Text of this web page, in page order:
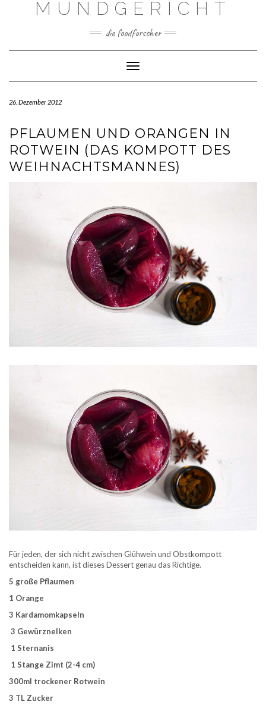
MUNDGERICHT
die foodforscher
Toggle Navigation
26. Dezember 2012
PFLAUMEN UND ORANGEN IN
ROTWEIN (DAS KOMPOTT DES
WEIHNACHTSMANNES)
Für jeden, der sich nicht zwischen Glühwein und Obstkompott
entscheiden kann, ist dieses Dessert genau das Richtige.
5 große Pflaumen
1 Orange
3 Kardamomkapseln
3 Gewürznelken
1 Sternanis
1 Stange Zimt (2-4 cm)
300ml trockener Rotwein
3 TL Zucker